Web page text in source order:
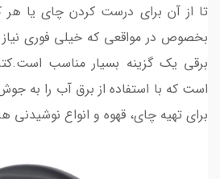
تا از آن برای درست کردن چای یا هر
بخصوص در مواقعی که خیلی فوری
برقی یک گزینه بسیار مناسب
است که با استفاده از برق آب را به
برای تهیه چای، قهوه و انواع نوشیدنی